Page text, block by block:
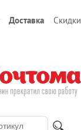
Доставка Скидки